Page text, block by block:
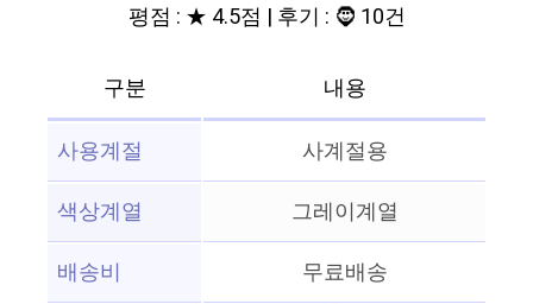
평점 : ★ 4.5점 | 후기 : 🧔 10건
구분
내용
사용계절
사계절용
색상계열
그레이계열
배송비
무료배송